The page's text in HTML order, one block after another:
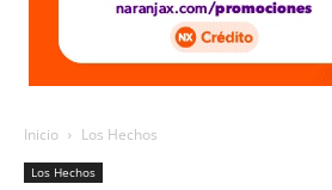
Inicio Los Hechos
Los Hechos